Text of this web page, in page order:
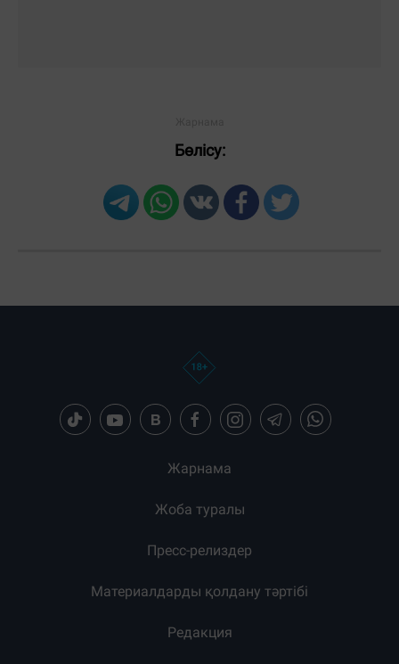
Бөлісу:
Жарнама
Жоба туралы
Пресс-релиздер
Материалдарды қолдану тәртібі
Редакция